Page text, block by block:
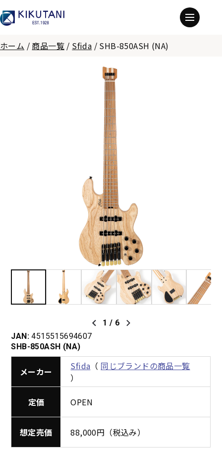
ホーム / 商品一覧 / Sfida / SHB-850ASH (NA)
1 / 6
JAN: 4515515694607
SHB-850ASH (NA)
メーカー Sfida （ 同じブランドの商品一覧
）
定価 OPEN
想定売価 88,000円（税込み）